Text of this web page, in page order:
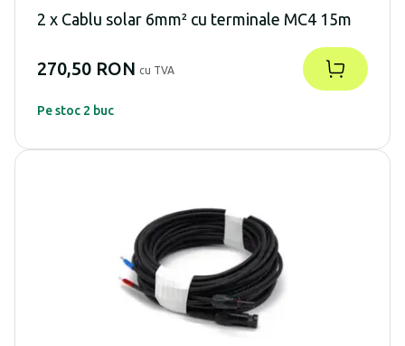
2 x Cablu solar 6mm² cu terminale MC4 15m
270,50 RON cu TVA
Pe stoc 2 buc